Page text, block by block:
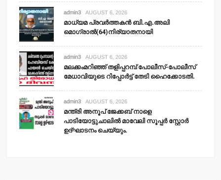
admin3 AUGUST 6, 2026
മാധ്യമ പ്രവര്‍ത്തകന്‍ ബി.എ.അലി
മൊഗ്രാല്‍(64)നിര്യാതനായി
admin3 AUGUST 6, 2026
മലക്കംമറിഞ്ഞ് തളിപ്പറമ്പ് പോലീസ്-പോലീസ്
മേധാവിയുടെ റിപ്പോര്‍ട്ട് തേടി ഹൈക്കോടതി.
admin3 AUGUST 6, 2026
മന്ത്രി അനൂപ് ജേക്കബ് നാളെ
പാടിയോട്ടുചാലില്‍ മാവേലി സൂപ്പര്‍ സ്റ്റോര്‍
ഉദ്ഘാടനം ചെയ്യും.